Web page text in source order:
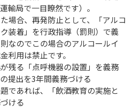
輸局で一目瞭然です）。
場合、再発防止として、「アルコ
装着」を行政指導（罰則）で義
なのでこの場合のアルコールイ
利用は禁止です。
残る「点呼機器の設置」を義務
提出を3年間義務づける
であれば、「飲酒教育の実施と
ける